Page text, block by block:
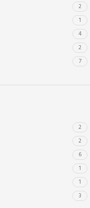
2
1
4
2
7
2
2
6
1
1
3